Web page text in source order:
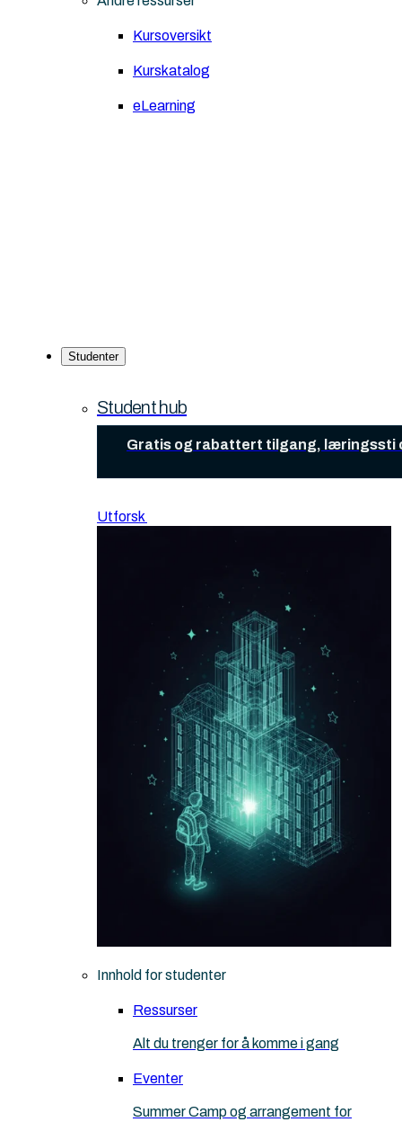
Kursoversikt
Kurskatalog
eLearning
Studenter
Student hub
Gratis og rabattert tilgang, læringssti
Utforsk
Innhold for studenter
Ressurser
Alt du trenger for å komme i gang
Eventer
Summer Camp og arrangement for